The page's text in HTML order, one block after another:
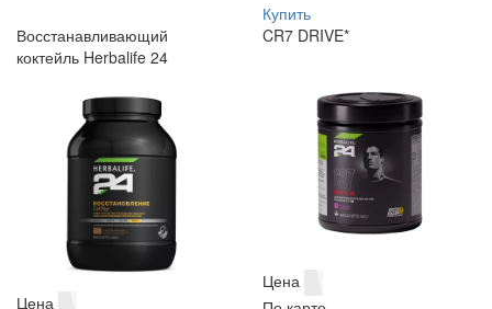
Купить
Восстанавливающий
коктейль Herbalife 24
Цена
CR7 DRIVE*
Цена